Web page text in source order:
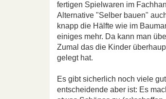
fertigen Spielwaren im
Alternative "Selber bauen"
knapp die Hälfte wie im
einiges mehr. Da kann man
Zumal das die Kinder
gelegt hat.
Es gibt sicherlich noch viele
entscheidende aber ist: Es